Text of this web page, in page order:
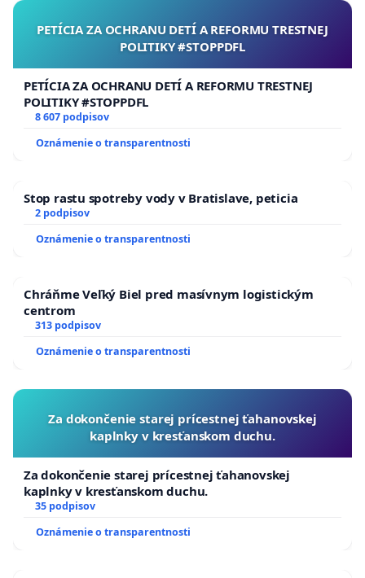
PETÍCIA ZA OCHRANU DETÍ A REFORMU TRESTNEJ
POLITIKY #STOPPDFL
PETÍCIA ZA OCHRANU DETÍ A REFORMU TRESTNEJ
POLITIKY #STOPPDFL
8 607 podpisov
Oznámenie o transparentnosti
Stop rastu spotreby vody v Bratislave, peticia
2 podpisov
Oznámenie o transparentnosti
Chráňme Veľký Biel pred masívnym logistickým
centrom
313 podpisov
Oznámenie o transparentnosti
Za dokončenie starej prícestnej ťahanovskej
kaplnky v kresťanskom duchu.
Za dokončenie starej prícestnej ťahanovskej
kaplnky v kresťanskom duchu.
35 podpisov
Oznámenie o transparentnosti